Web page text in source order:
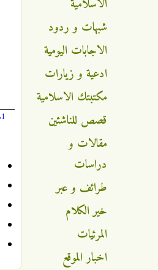
1.
الاسلامية
شبهات و ردود
الاجابات اليومية
ادعية و زيارات
مكتبتك الاسلامية
قصص للناشئين
مقالات و
دراسات
طرائف و عبر
خير الكلام
المرئيات
اخبار الموقع